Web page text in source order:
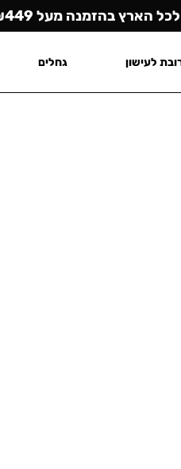
לכל הארץ בהזמנה מעל ₪449
לעישון גחלים